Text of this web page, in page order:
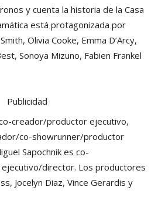
y cuenta la historia de la Casa
está protagonizada por
Olivia Cooke, Emma D’Arcy,
Sonoya Mizuno, Fabien Frankel
Publicidad
creador/productor ejecutivo,
co-showrunner/productor
Sapochnik es co-
director. Los productores
Jocelyn Diaz, Vince Gerardis y